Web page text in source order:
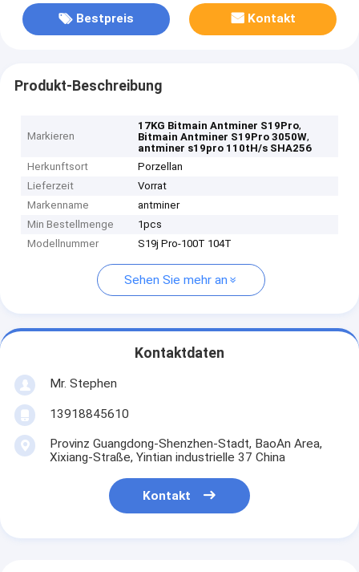
Bestpreis Kontakt
Produkt-Beschreibung
Markieren
17KG Bitmain Antminer S19Pro,
Bitmain Antminer S19Pro 3050W,
antminer s19pro 110tH/s SHA256
Herkunftsort
Porzellan
Lieferzeit
Vorrat
Markenname
antminer
Min Bestellmenge
1pcs
Modellnummer
S19j Pro-100T 104T
Sehen Sie mehr an
Kontaktdaten
Mr. Stephen
13918845610
Provinz Guangdong-Shenzhen-Stadt, BaoAn Area,
Xixiang-Straße, Yintian industrielle 37 China
Kontakt